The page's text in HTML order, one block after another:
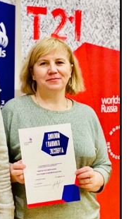
за оборотом
"Работа в